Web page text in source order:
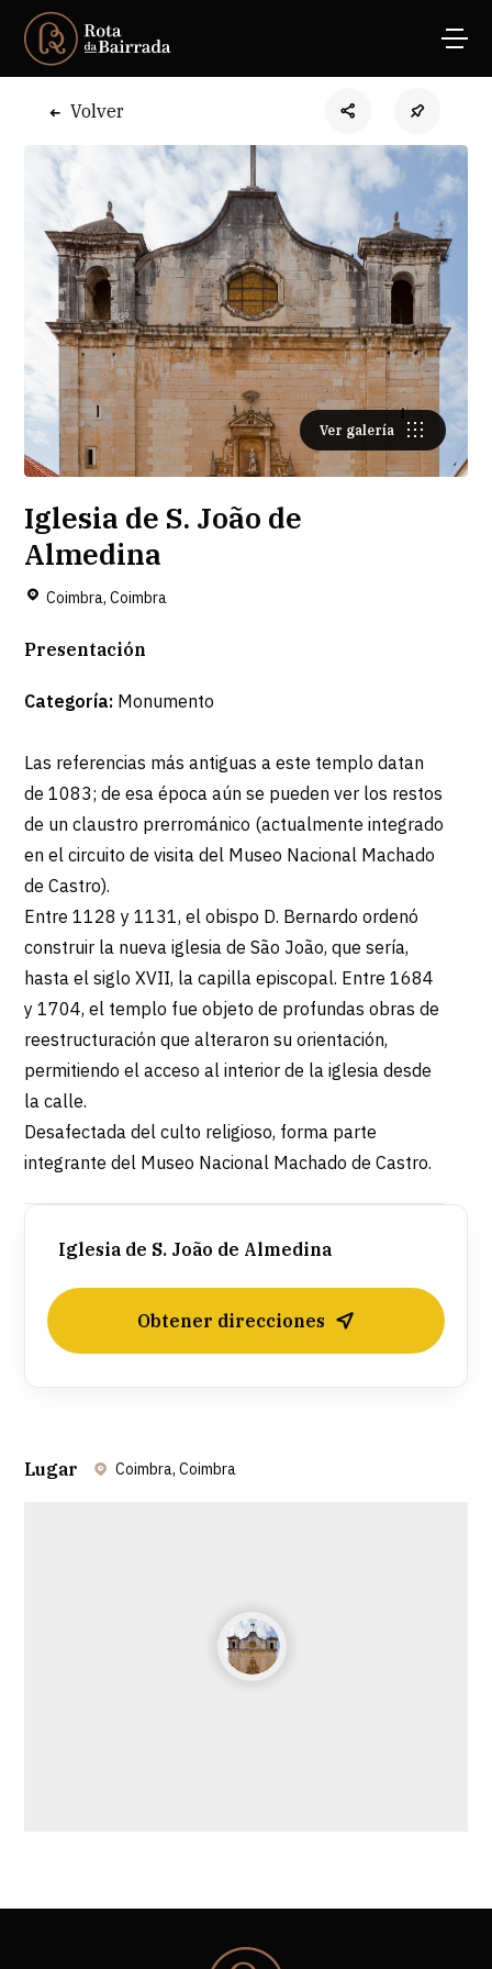
Volver
Ver galería
Iglesia de S. João de
Almedina
Coimbra, Coimbra
Presentación
Categoría: Monumento
Las referencias más antiguas a este templo datan
de 1083; de esa época aún se pueden ver los restos
de un claustro prerrománico (actualmente integrado
en el circuito de visita del Museo Nacional Machado
de Castro).
Entre 1128 y 1131, el obispo D. Bernardo ordenó
construir la nueva iglesia de São João, que sería,
hasta el siglo XVII, la capilla episcopal. Entre 1684
y 1704, el templo fue objeto de profundas obras de
reestructuración que alteraron su orientación,
permitiendo el acceso al interior de la iglesia desde
la calle.
Desafectada del culto religioso, forma parte
integrante del Museo Nacional Machado de Castro.
Iglesia de S. João de Almedina
Obtener direcciones
Lugar Coimbra, Coimbra